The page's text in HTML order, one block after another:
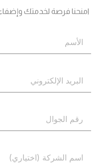
امنحنا فرصة لخدمتك